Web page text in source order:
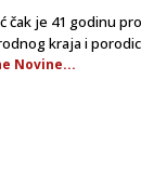
čak je 41 godinu
kraja i
Novine...